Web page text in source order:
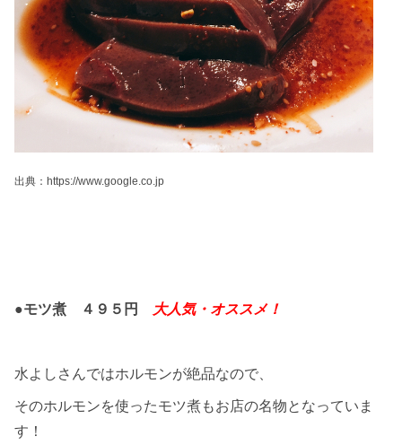
出典：https://www.google.co.jp
●モツ煮 ４９５円 大人気・オススメ！
水よしさんではホルモンが絶品なので、
そのホルモンを使ったモツ煮もお店の名物となっていま
す！